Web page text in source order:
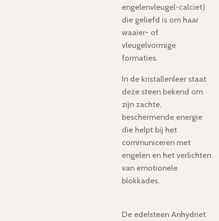
engelenvleugel-calciet)
die geliefd is om haar
waaier- of
vleugelvormige
formaties.
In de kristallenleer staat
deze steen bekend om
zijn zachte,
beschermende energie
die helpt bij het
communiceren met
engelen en het verlichten
van emotionele
blokkades.
De edelsteen Anhydriet